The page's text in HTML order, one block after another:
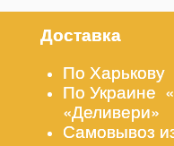
Доставка
По Харькову
По Украине
«Деливери»
Самовывоз